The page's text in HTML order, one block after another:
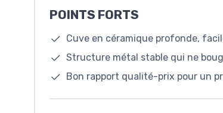
POINTS FORTS
Cuve en céramique profonde,
Structure métal stable qui ne
Bon rapport qualité-prix pour un